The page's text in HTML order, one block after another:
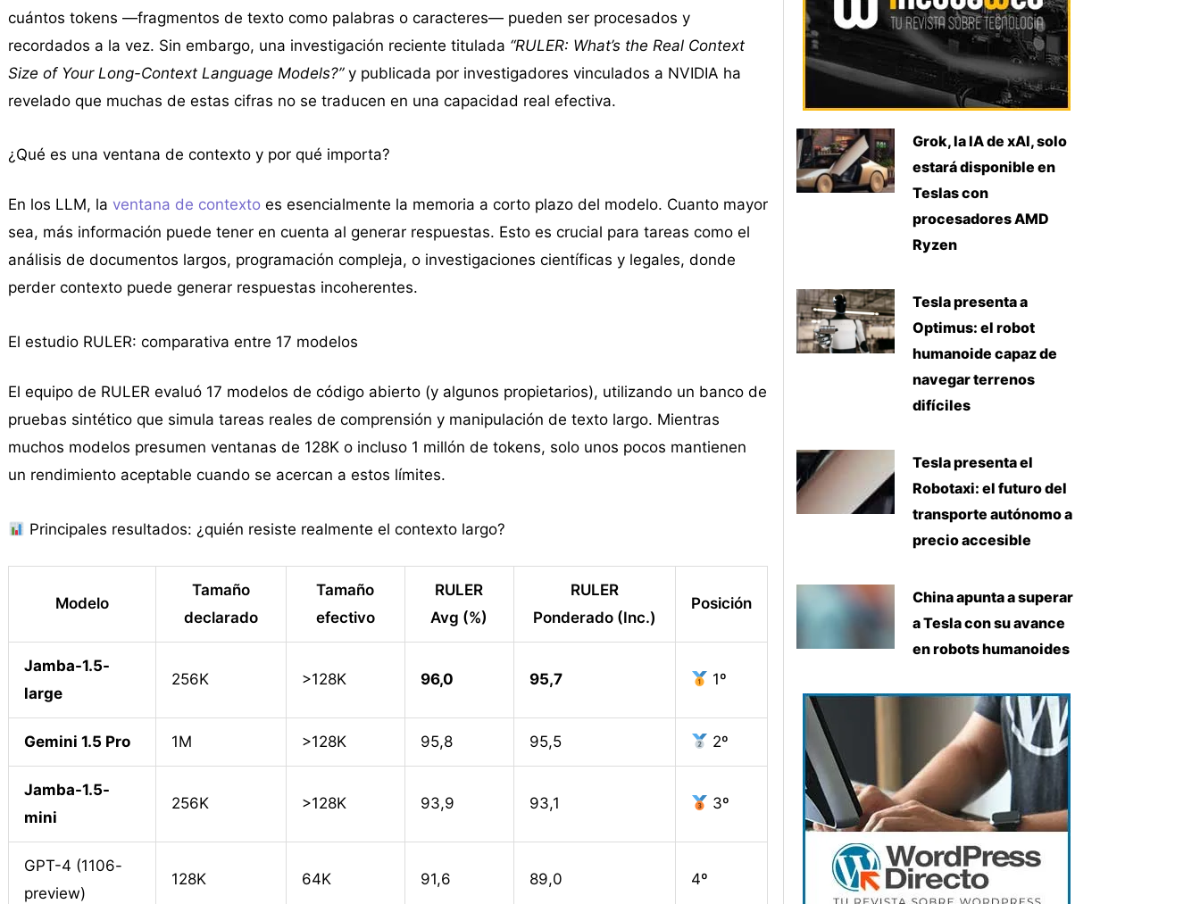
cuántos tokens —fragmentos de texto como palabras o caracteres— pueden ser procesados y
recordados a la vez. Sin embargo, una investigación reciente titulada “RULER: What’s the Real Context
Size of Your Long-Context Language Models?”y publicada por investigadores vinculados a NVIDIA ha
revelado que muchas de estas cifras no se traducen en una capacidad real efectiva.
¿Qué es una ventana de contexto y por qué importa?
En los LLM, la ventana de contextoes esencialmente la memoria a corto plazo del modelo. Cuanto mayor
sea, más información puede tener en cuenta al generar respuestas. Esto es crucial para tareas como el
análisis de documentos largos, programación compleja, o investigaciones científicas y legales, donde
perder contexto puede generar respuestas incoherentes.
El estudio RULER: comparativa entre 17 modelos
El equipo de RULER evaluó 17 modelos de código abierto (y algunos propietarios), utilizando un banco de
pruebas sintético que simula tareas reales de comprensión y manipulación de texto largo. Mientras
muchos modelos presumen ventanas de 128K o incluso 1 millón de tokens, solo unos pocos mantienen
un rendimiento aceptable cuando se acercan a estos límites.
Principales resultados: ¿quién resiste realmente el contexto largo?
Modelo
Tamaño
declarado
Tamaño
efectivo
RULER
Avg (%)
RULER
Ponderado (Inc.)
Posición
Jamba-1.5-
large
256K >128K 96,0 95,7 1º
Gemini 1.5 Pro 1M >128K 95,8 95,5 2º
Jamba-1.5-
mini
256K >128K 93,9 93,1 3º
GPT-4 (1106-
preview)
128K 64K 91,6 89,0 4º
Grok, la IA de xAI, solo
estará disponible en
Teslas con
procesadores AMD
Ryzen
Tesla presenta a
Optimus: el robot
humanoide capaz de
navegar terrenos
difíciles
Tesla presenta el
Robotaxi: el futuro del
transporte autónomo a
precio accesible
China apunta a superar
a Tesla con su avance
en robots humanoides